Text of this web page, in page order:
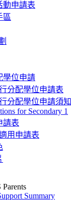
動申請表
區
學位申請
分配學位申請表
分配學位申請須知
for Secondary 1
請表
用申請表
Summary